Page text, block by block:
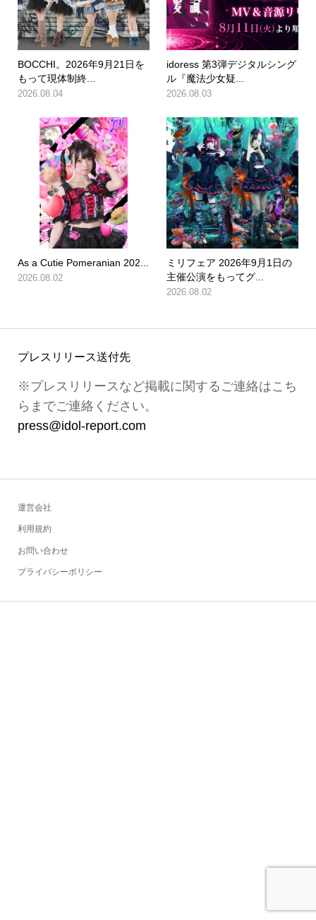
BOCCHI。2026年9月21日を
もって現体制終...
2026.08.04
idoress 第3弾デジタルシング
ル『魔法少女疑...
2026.08.03
As a Cutie Pomeranian 202...
2026.08.02
ミリフェア 2026年9月1日の
主催公演をもってグ...
2026.08.02
プレスリリース送付先
※プレスリリースなど掲載に関するご連絡はこち
らまでご連絡ください。
press@idol-report.com
運営会社
利用規約
お問い合わせ
プライバシーポリシー